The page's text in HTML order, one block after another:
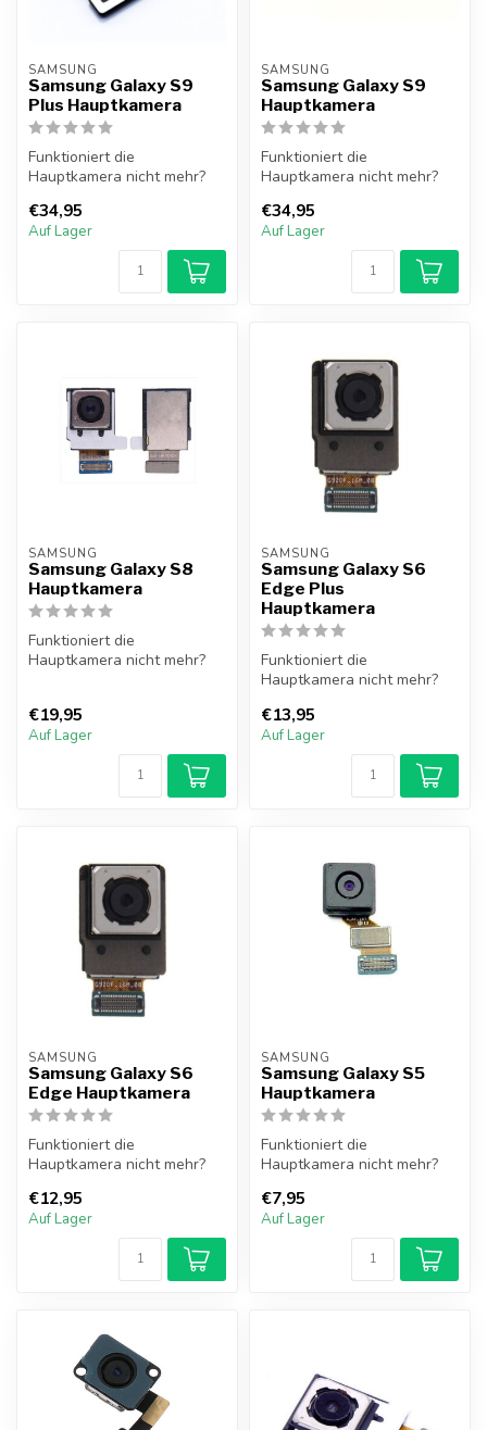
SAMSUNG
Samsung Galaxy S9
Plus Hauptkamera
Funktioniert die
Hauptkamera nicht mehr?
Samsung Galaxy S9 P...
€34,95
Auf Lager
SAMSUNG
Samsung Galaxy S9
Hauptkamera
Funktioniert die
Hauptkamera nicht mehr?
Samsung Galaxy S9 l...
€34,95
Auf Lager
SAMSUNG
Samsung Galaxy S8
Hauptkamera
Funktioniert die
Hauptkamera nicht mehr?
€19,95
Auf Lager
SAMSUNG
Samsung Galaxy S6
Edge Plus
Hauptkamera
Funktioniert die
Hauptkamera nicht mehr?
Samsung Galaxy S6 E...
€13,95
Auf Lager
SAMSUNG
Samsung Galaxy S6
Edge Hauptkamera
Funktioniert die
Hauptkamera nicht mehr?
Samsung Galaxy S6 E...
€12,95
Auf Lager
SAMSUNG
Samsung Galaxy S5
Hauptkamera
Funktioniert die
Hauptkamera nicht mehr?
Samsung Galaxy S5 l...
€7,95
Auf Lager